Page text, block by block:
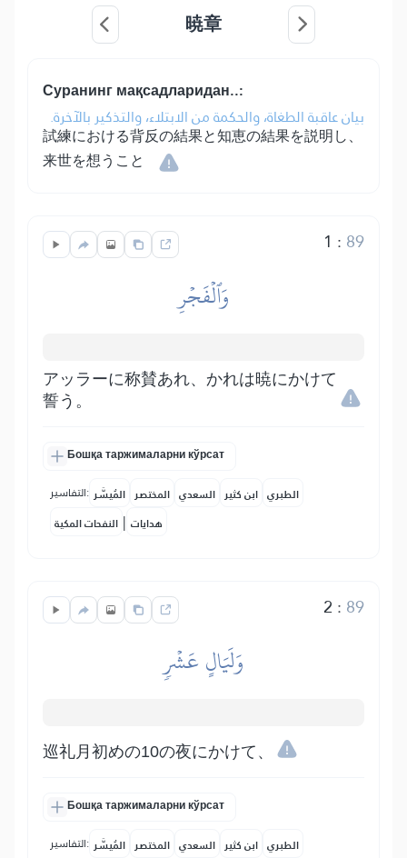
暁章
Суранинг мақсадларидан..:
بيان عاقبة الطغاة، والحكمة من الابتلاء، والتذكير بالآخرة.
試練における背反の結果と知恵の結果を説明し、
来世を想うこと
1 : 89
وَٱلۡفَجۡرِ
アッラーに称賛あれ、かれは暁にかけて
誓う。
Бошқа таржималарни кўрсат
التفاسير: المُيسَّر المختصر السعدي ابن كثير الطبري
النفحات المكية | هدايات
2 : 89
وَلَيَالٍ عَشۡرٖ
巡礼月初めの10の夜にかけて、
Бошқа таржималарни кўрсат
التفاسير: المُيسَّر المختصر السعدي ابن كثير الطبري